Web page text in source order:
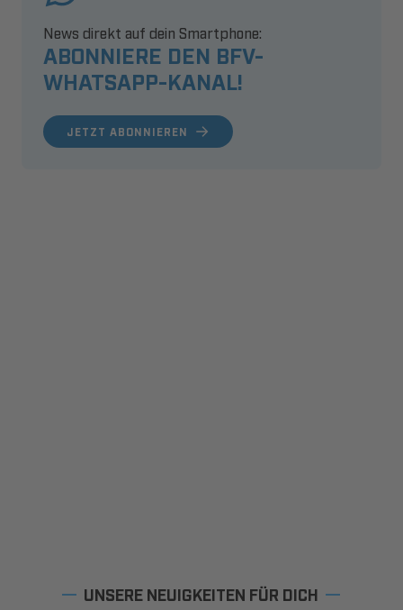
ABONNIERE DEN BFV-
WHATSAPP-KANAL!
News direkt auf dein Smartphone:
JETZT ABONNIEREN
UNSERE NEUIGKEITEN FÜR DICH